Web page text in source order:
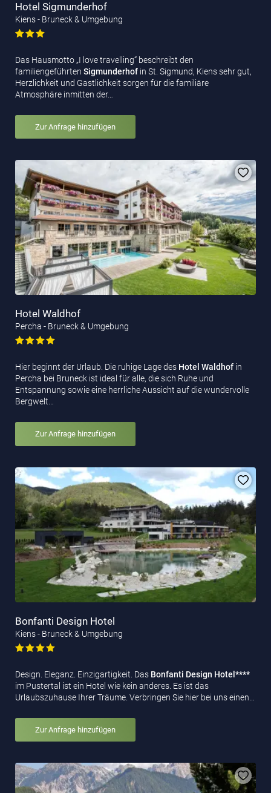
Hotel Sigmunderhof
Kiens - Bruneck & Umgebung
Das Hausmotto „I love travelling“ beschreibt den
familiengeführten Sigmunderhof in St. Sigmund, Kiens sehr gut,
Herzlichkeit und Gastlichkeit sorgen für die familiäre
Atmosphäre inmitten der…
Zur Anfrage hinzufügen
Hotel Waldhof
Percha - Bruneck & Umgebung
Hier beginnt der Urlaub. Die ruhige Lage des Hotel Waldhof in
Percha bei Bruneck ist ideal für alle, die sich Ruhe und
Entspannung sowie eine herrliche Aussicht auf die wundervolle
Bergwelt…
Zur Anfrage hinzufügen
Bonfanti Design Hotel
Kiens - Bruneck & Umgebung
Design. Eleganz. Einzigartigkeit. Das Bonfanti Design Hotel****
im Pustertal ist ein Hotel wie kein anderes. Es ist das
Urlaubszuhause Ihrer Träume. Verbringen Sie hier bei uns einen…
Zur Anfrage hinzufügen